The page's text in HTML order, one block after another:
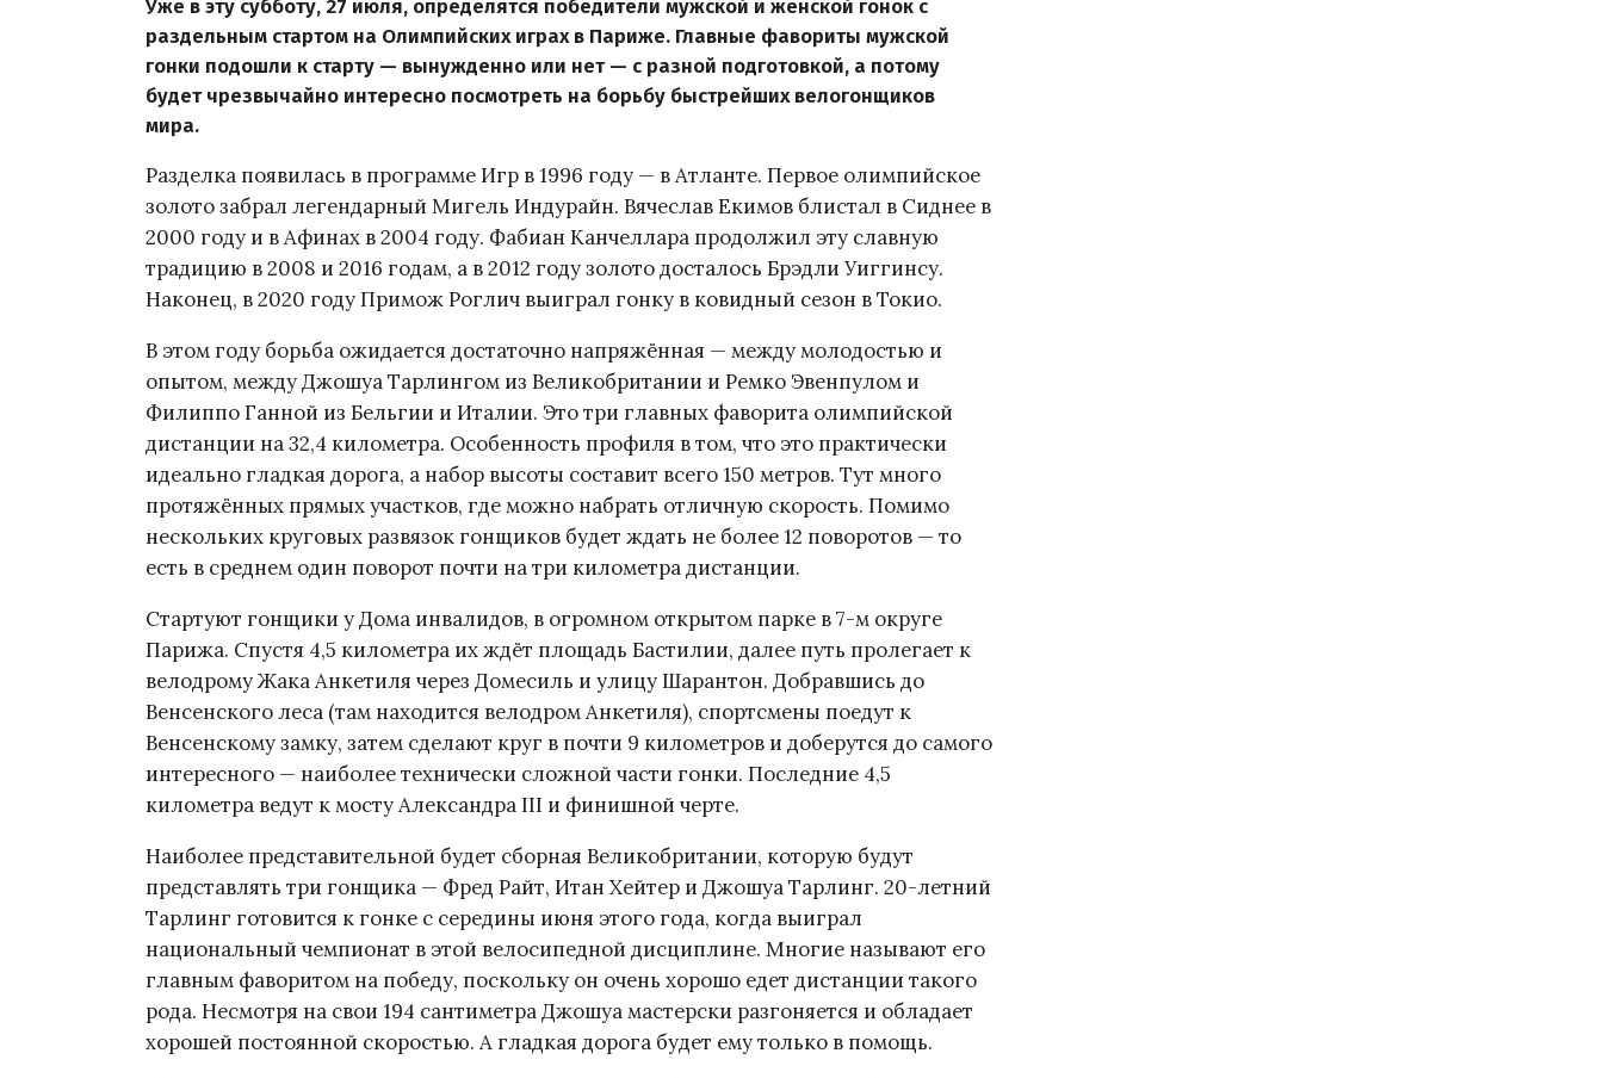
Уже в эту субботу, 27 июля, определятся победители мужской и женской гонок с
раздельным стартом на Олимпийских играх в Париже. Главные фавориты мужской
гонки подошли к старту — вынужденно или нет — с разной подготовкой, а потому
будет чрезвычайно интересно посмотреть на борьбу быстрейших велогонщиков
мира.
Разделка появилась в программе Игр в 1996 году — в Атланте. Первое олимпийское
золото забрал легендарный Мигель Индурайн. Вячеслав Екимов блистал в Сиднее в
2000 году и в Афинах в 2004 году. Фабиан Канчеллара продолжил эту славную
традицию в 2008 и 2016 годам, а в 2012 году золото досталось Брэдли Уиггинсу.
Наконец, в 2020 году Примож Роглич выиграл гонку в ковидный сезон в Токио.
В этом году борьба ожидается достаточно напряжённая — между молодостью и
опытом, между Джошуа Тарлингом из Великобритании и Ремко Эвенпулом и
Филиппо Ганной из Бельгии и Италии. Это три главных фаворита олимпийской
дистанции на 32,4 километра. Особенность профиля в том, что это практически
идеально гладкая дорога, а набор высоты составит всего 150 метров. Тут много
протяжённых прямых участков, где можно набрать отличную скорость. Помимо
нескольких круговых развязок гонщиков будет ждать не более 12 поворотов — то
есть в среднем один поворот почти на три километра дистанции.
Стартуют гонщики у Дома инвалидов, в огромном открытом парке в 7-м округе
Парижа. Спустя 4,5 километра их ждёт площадь Бастилии, далее путь пролегает к
велодрому Жака Анкетиля через Домесиль и улицу Шарантон. Добравшись до
Венсенского леса (там находится велодром Анкетиля), спортсмены поедут к
Венсенскому замку, затем сделают круг в почти 9 километров и доберутся до самого
интересного — наиболее технически сложной части гонки. Последние 4,5
километра ведут к мосту Александра III и финишной черте.
Наиболее представительной будет сборная Великобритании, которую будут
представлять три гонщика — Фред Райт, Итан Хейтер и Джошуа Тарлинг. 20-летний
Тарлинг готовится к гонке с середины июня этого года, когда выиграл
национальный чемпионат в этой велосипедной дисциплине. Многие называют его
главным фаворитом на победу, поскольку он очень хорошо едет дистанции такого
рода. Несмотря на свои 194 сантиметра Джошуа мастерски разгоняется и обладает
хорошей постоянной скоростью. А гладкая дорога будет ему только в помощь.